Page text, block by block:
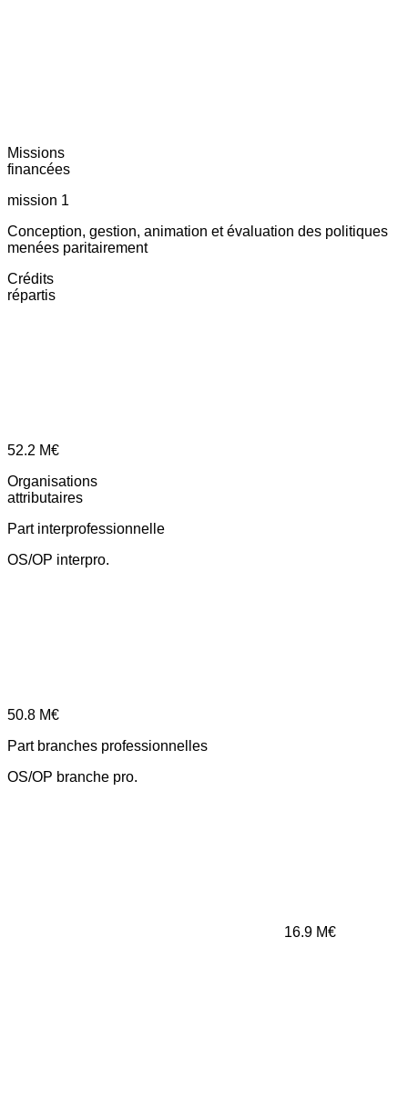
Missions
financées
mission 1
Conception, gestion, animation et évaluation des politiques
menées paritairement
Crédits
répartis
52.2 M€
Organisations
attributaires
Part interprofessionnelle
OS/OP interpro.
50.8 M€
Part branches professionnelles
OS/OP branche pro.
16.9 M€